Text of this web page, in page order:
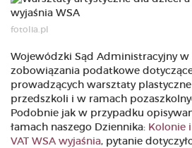
fotolia.pl
Wojewódzki Sąd Administracyjny w
zobowiązania podatkowe
prowadzących warsztaty plastyczne
przedszkoli i w ramach
Podobnie jak w przypadku
łamach naszego Dziennika: Kolonie
VAT WSA wyjaśnia, pytanie